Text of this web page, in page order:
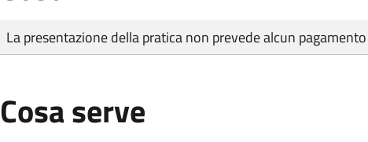
Tipo di pagamento
Importo
La presentazione della pratica non prevede alcun pagamento
Cosa serve